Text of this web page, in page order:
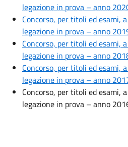
legazione in prova – anno
Concorso, per titoli ed esami,
legazione in prova – anno
Concorso, per titoli ed esami,
legazione in prova – anno
Concorso, per titoli ed esami,
legazione in prova – anno
Concorso, per titoli ed esami,
legazione in prova – anno